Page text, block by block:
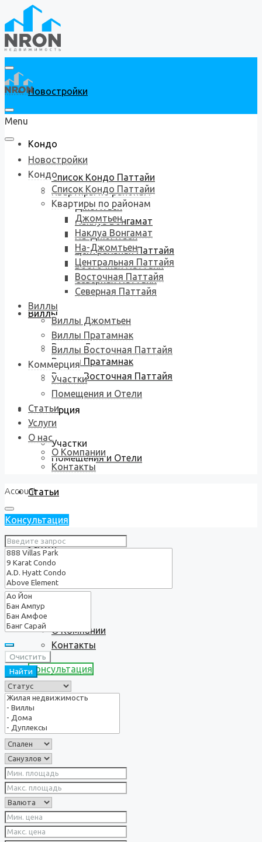
Новостройки
Кондо
Список Кондо Паттайи
Квартиры по районам
Джомтьен
Наклуа Вонгамат
На-Джомтьен
Центральная Паттайя
Восточная Паттайя
Северная Паттайя
Виллы
Виллы Джомтьен
Виллы Пратамнак
Виллы Восточная Паттайя
Коммерция
Участки
Помещения и Отели
Статьи
Услуги
О нас
О Компании
Контакты
Консультация
Menu
Новостройки
Кондо
Список Кондо Паттайи
Квартиры по районам
Джомтьен
Наклуа Вонгамат
На-Джомтьен
Центральная Паттайя
Восточная Паттайя
Северная Паттайя
Виллы
Виллы Джомтьен
Виллы Пратамнак
Виллы Восточная Паттайя
Коммерция
Участки
Помещения и Отели
Статьи
Услуги
О нас
О Компании
Контакты
Account
Консультация
Очистить
Найти